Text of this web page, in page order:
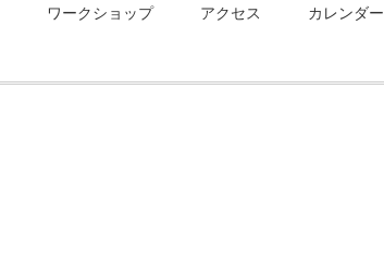
ワークショップ アクセス カレンダー